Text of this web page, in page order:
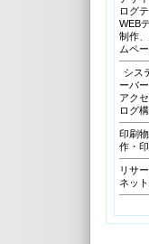
ログ
WEB
制作
ムペ
シス
ーバ
アク
ログ
印刷
作・
リサ
ネッ